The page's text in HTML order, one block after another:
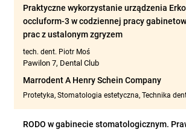
Praktyczne wykorzystanie urządzenia
occluform-3 w codziennej pracy
prac z ustalonym zgryzem
tech. dent. Piotr Moś
Pawilon 7, Dental Club
Marrodent A Henry Schein Company
Protetyka, Stomatologia estetyczna, Technika
RODO w gabinecie stomatologicznym.